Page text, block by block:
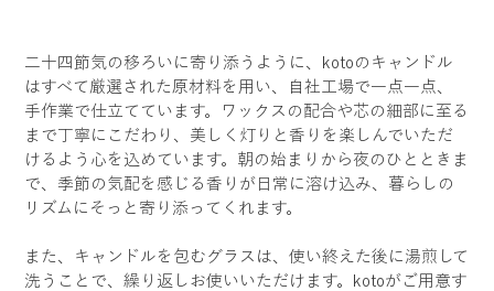
二十四節気の移ろいに寄り添うように、kotoのキャンドル
はすべて厳選された原材料を用い、自社工場で一点一点、
手作業で仕立てています。ワックスの配合や芯の細部に至る
まで丁寧にこだわり、美しく灯りと香りを楽しんでいただ
けるよう心を込めています。朝の始まりから夜のひとときま
で、季節の気配を感じる香りが日常に溶け込み、暮らしの
リズムにそっと寄り添ってくれます。
また、キャンドルを包むグラスは、使い終えた後に湯煎して
洗うことで、繰り返しお使いいただけます。kotoがご用意す